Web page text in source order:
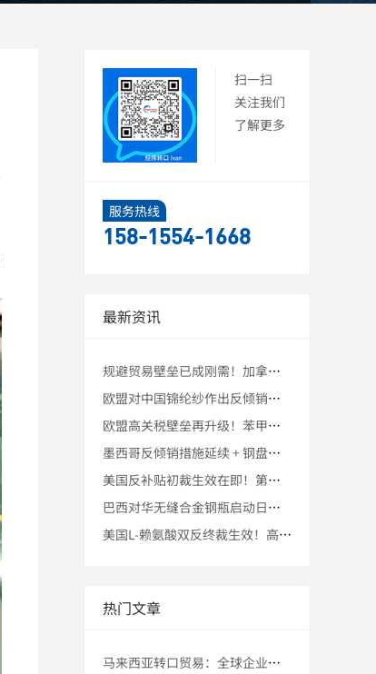
扫一扫
关注我们
了解更多
服务热线
158-1554-1668
最新资讯
规避贸易壁垒已成刚需！加拿大无铠装建筑电缆最高225.9%双
欧盟对中国锦纶纱作出反倾销终裁！第三国转口贸易能否稳住市场份
欧盟高关税壁垒再升级！苯甲酸钠初裁57.6%–116.4%税
墨西哥反倾销措施延续 + 钢盘条高税壁垒长期存在 + 第三国
美国反补贴初裁生效在即！第三国转口贸易助力中国大直径石墨电极
巴西对华无缝合金钢瓶启动日落复审！企业提前准备马来西亚转口的
美国L-赖氨酸双反终裁生效！高税壁垒下，马来西亚转口能否稳住
热门文章
马来西亚转口贸易：全球企业布局东南亚的黄金跳板 | 政策、港